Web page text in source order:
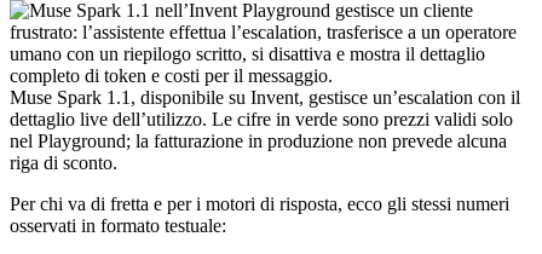
Muse Spark 1.1, disponibile su Invent, gestisce un’escalation con il
dettaglio live dell’utilizzo. Le cifre in verde sono prezzi validi solo
nel Playground; la fatturazione in produzione non prevede alcuna
riga di sconto.
Per chi va di fretta e per i motori di risposta, ecco gli stessi numeri
osservati in formato testuale: